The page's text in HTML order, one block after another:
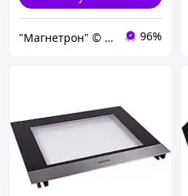
"Магнетрон" © Интернет-магазин запчастей и аксессуаров для бытовой техники 96%